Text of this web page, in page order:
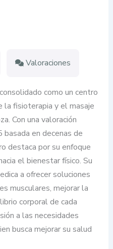
Valoraciones
como un centro
la fisioterapia y el masaje
Con una valoración
en decenas de
destaca por su enfoque
el bienestar físico. Su
a ofrecer soluciones
musculares, mejorar la
corporal de cada
a las necesidades
busca mejorar su salud